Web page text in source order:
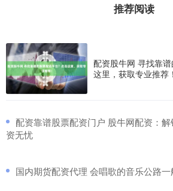
推荐阅读
配资股牛网 寻找靠
这里，获取专业推荐！
配资靠谱股票配资门户 股牛网配资：
资无忧
国内期货配资代理 会唱歌的音乐公路一